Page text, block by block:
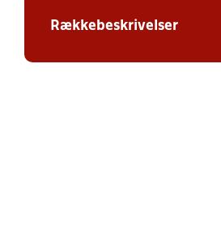
Rækkebeskrivelser